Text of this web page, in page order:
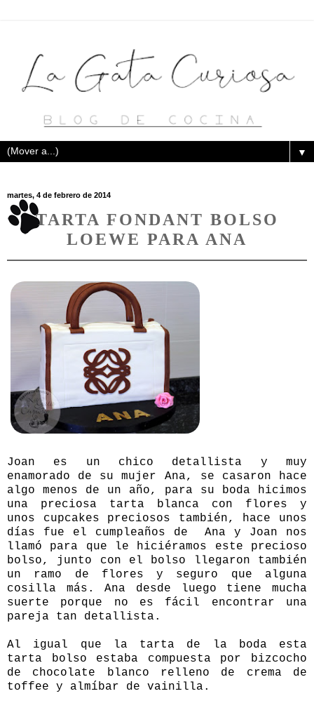
▼
martes, 4 de febrero de 2014
TARTA FONDANT BOLSO
LOEWE PARA ANA
Joan es un chico detallista y muy
enamorado de su mujer Ana, se casaron hace
algo menos de un año, para su boda hicimos
una preciosa tarta blanca con flores y
unos cupcakes preciosos también, hace unos
días fue el cumpleaños de Ana y Joan nos
llamó para que le hiciéramos este precioso
bolso, junto con el bolso llegaron también
un ramo de flores y seguro que alguna
cosilla más. Ana desde luego tiene mucha
suerte porque no es fácil encontrar una
pareja tan detallista.
Al igual que la tarta de la boda esta
tarta bolso estaba compuesta por bizcocho
de chocolate blanco relleno de crema de
toffee y almíbar de vainilla.